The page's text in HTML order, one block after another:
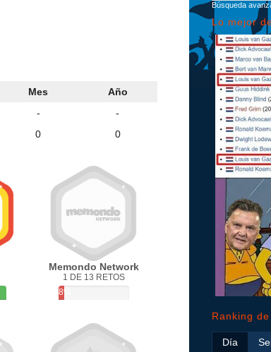
Mes
Año
-
-
0 0
Memondo Network
1 DE 13 RETOS
8%
Búsqueda
Lo mejor
Ranking
Día